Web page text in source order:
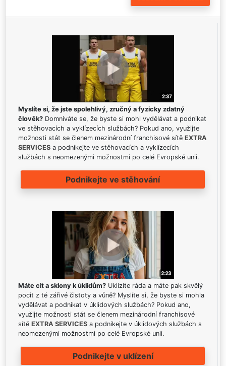
Myslíte si, že jste spolehlivý, zručný a fyzicky zdatný
člověk? Domníváte se, že byste si mohl vydělávat a podnikat
ve stěhovacích a vyklízecích službách? Pokud ano, využijte
možnosti stát se členem mezinárodní franchisové sítě EXTRA
SERVICES a podnikejte ve stěhovacích a vyklízecích
službách s neomezenými možnostmi po celé Evropské unii.
Podnikejte ve stěhování
Máte cit a sklony k úklidům? Uklízíte ráda a máte pak skvělý
pocit z té zářivé čistoty a vůně? Myslíte si, že byste si mohla
vydělávat a podnikat v úklidových službách? Pokud ano,
využijte možnosti stát se členem mezinárodní franchisové
sítě EXTRA SERVICES a podnikejte v úklidových službách s
neomezenými možnostmi po celé Evropské unii.
Podnikejte v uklízení